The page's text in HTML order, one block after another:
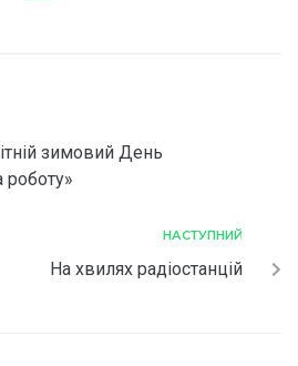
зимовий День
НАСТУПНИЙ
На хвилях радіостанцій